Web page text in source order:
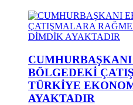
BÖLGEDEKİ
TÜRKİYE
AYAKTADIR